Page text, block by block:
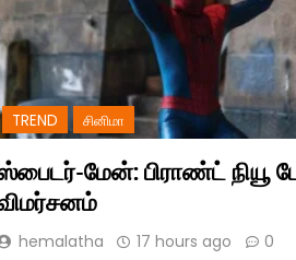
TREND சினிமா
மேன்: பிராண்ட் நியூ
hemalatha 17 hours ago 0